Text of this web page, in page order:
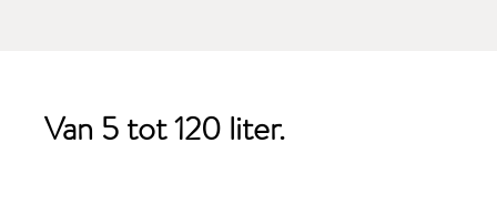
Van 5 tot 120 liter.